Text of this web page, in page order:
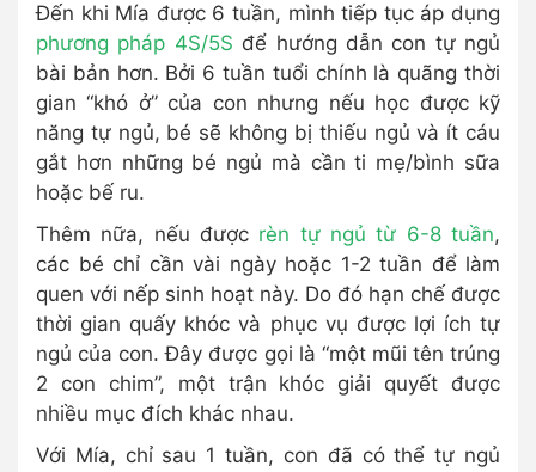
Đến khi Mía được 6 tuần, mình tiếp tục áp dụng
phương pháp 4S/5S để hướng dẫn con tự ngủ
bài bản hơn. Bởi 6 tuần tuổi chính là quãng thời
gian “khó ở” của con nhưng nếu học được kỹ
năng tự ngủ, bé sẽ không bị thiếu ngủ và ít cáu
gắt hơn những bé ngủ mà cần ti mẹ/bình sữa
hoặc bế ru.
Thêm nữa, nếu được rèn tự ngủ từ 6-8 tuần,
các bé chỉ cần vài ngày hoặc 1-2 tuần để làm
quen với nếp sinh hoạt này. Do đó hạn chế được
thời gian quấy khóc và phục vụ được lợi ích tự
ngủ của con. Đây được gọi là “một mũi tên trúng
2 con chim”, một trận khóc giải quyết được
nhiều mục đích khác nhau.
Với Mía, chỉ sau 1 tuần, con đã có thể tự ngủ